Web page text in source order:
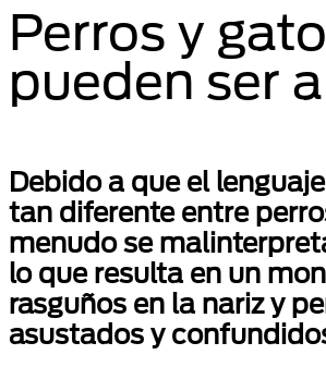
Perros y
pueden ser
Debido a que el
tan diferente entre
menudo se
lo que resulta en un
rasguños en la nariz y
asustados y